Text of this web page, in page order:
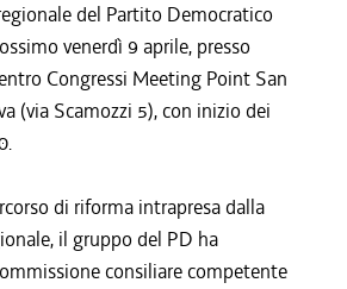
del Partito Democratico
venerdì 9 aprile, presso
Congressi Meeting Point San
(via Scamozzi 5), con inizio dei
di riforma intrapresa dalla
il gruppo del PD ha
consiliare competente